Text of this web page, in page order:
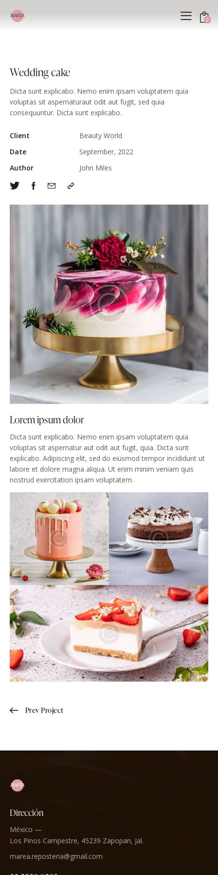
0
Wedding cake
Lorem ipsum dolor
Dicta sunt explicabo. Nemo enim ipsam voluptatem quia
voluptas sit aspernatur aut odit aut fugit, quia. Dicta sunt
explicabo. Adipiscing elit, sed do eiusmod tempor incididunt ut
labore et dolore magna aliqua. Ut enim minim veniam quis
nostrud exercitation ipsam voluptatem.
Dicta sunt explicabo. Nemo enim ipsam voluptatem quia
voluptas sit aspernaturaut odit aut fugit, sed quia
consequuntur. Dicta sunt explicabo.
Client
Beauty World
Date
September, 2022
Author
John Miles
Prev Project
Dirección
México —
Los Pinos Campestre, 45239 Zapopan, Jal.
marea.reposteria@gmail.com